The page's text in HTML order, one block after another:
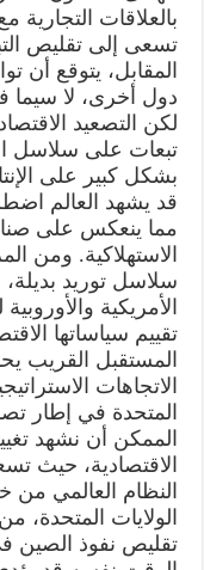
بالعلاقات التجارية
تسعى إلى تقليص
المقابل، يتوقع أن
دول أخرى، لا سيما
لكن التصعيد
تبعات على سلاسل
بشكل كبير على
قد يشهد العالم
مما ينعكس على
الاستهلاكية. ومن
سلاسل توريد
الأمريكية
تقييم سياساتها
المستقبل القريب
الاتجاهات
المتحدة في إطار
الممكن أن نشهد
الاقتصادية، حيث
النظام العالمي من
الولايات
تقليص نفوذ الصين